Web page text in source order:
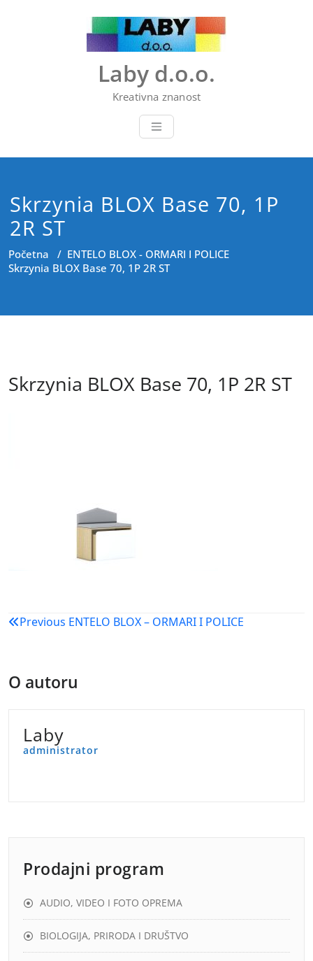
Laby d.o.o.
Kreativna znanost
Skrzynia BLOX Base 70, 1P
2R ST
Početna / ENTELO BLOX - ORMARI I POLICE
Skrzynia BLOX Base 70, 1P 2R ST
Skrzynia BLOX Base 70, 1P 2R ST
Navigacija
Previous ENTELO BLOX – ORMARI I POLICE
O autoru
Laby
administrator
Prodajni program
AUDIO, VIDEO I FOTO OPREMA
BIOLOGIJA, PRIRODA I DRUŠTVO